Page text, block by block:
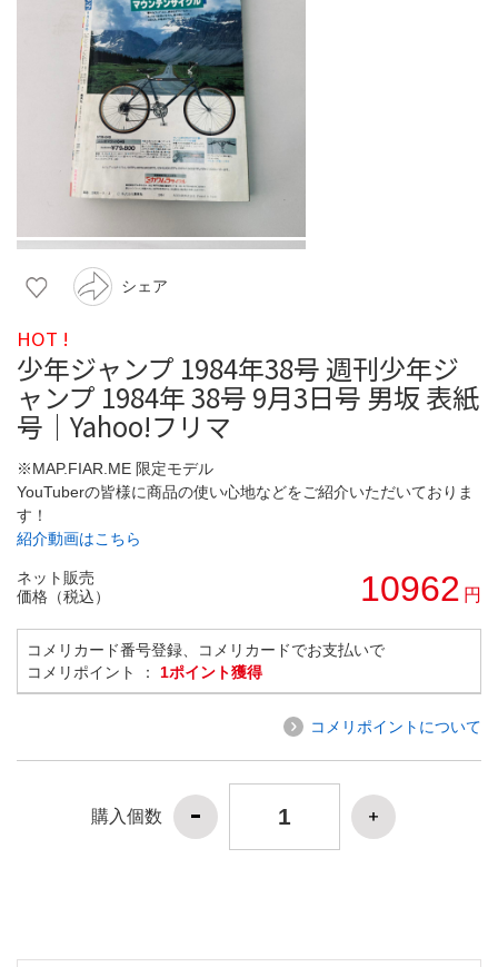
シェア
HOT !
少年ジャンプ 1984年38号 週刊少年ジ
ャンプ 1984年 38号 9月3日号 男坂 表紙
号｜Yahoo!フリマ
※MAP.FIAR.ME 限定モデル
YouTuberの皆様に商品の使い心地などをご紹介いただいておりま
す！
紹介動画はこちら
ネット販売
価格（税込）
10962 円
コメリカード番号登録、コメリカードでお支払いで
コメリポイント ： 1ポイント獲得
コメリポイントについて
購入個数